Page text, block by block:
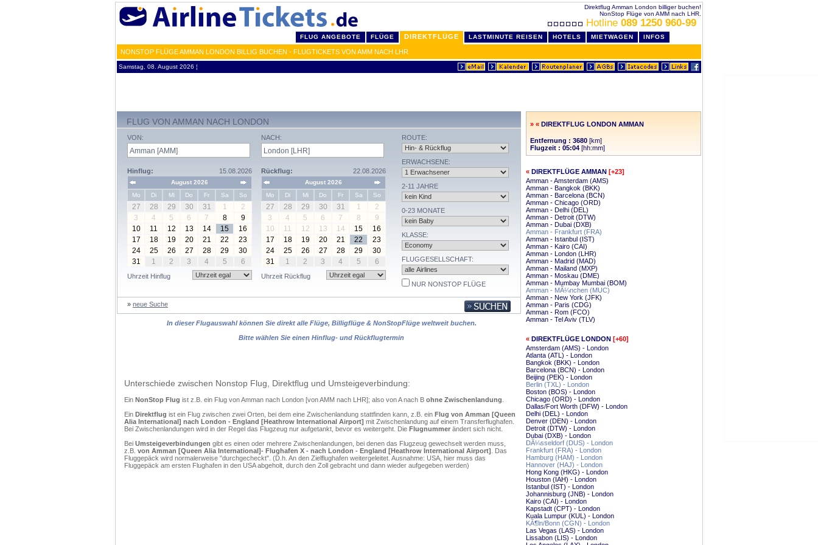
Direktflug Amman London billiger buchen!
NonStop Flüge von AMM nach LHR.
Hotline 089 1250 960-99
FLUG ANGEBOTE FLÜGE DIREKTFLÜGE LASTMINUTE REISEN HOTELS MIETWAGEN INFOS
NONSTOP FLÜGE AMMAN LONDON BILLIG BUCHEN - FLUGTICKETS VON AMM NACH LHR
Samstag, 08. August 2026 ¦
FLUG VON AMMAN NACH LONDON
VON:
Hinflug: 15.08.2026
August 2026
Mo
Di Mi Do Fr Sa So
27 28 29 30 31 1
2
3
4 5 6 7 8
9
10
11 12 13 14 15
16
17
18 19 20 21 22
23
24
25 26 27 28 29
30
31
1 2 3 4 5 6
Uhrzeit Hinflug
NACH:
Rückflug: 22.08.2026
August 2026
Mo
Di Mi Do Fr Sa So
27 28 29 30 31 1
2
3
4 5 6 7 8
9
10
11 12 13 14 15
16
17
18 19 20 21 22
23
24
25 26 27 28 29
30
31
1 2 3 4 5 6
Uhrzeit Rückflug
ROUTE:
ERWACHSENE:
2-11 JAHRE
0-23 MONATE
KLASSE:
FLUGGESELLSCHAFT:
NUR NONSTOP FLÜGE
» neue Suche
In dieser Flugauswahl können Sie direkt alle Flüge, Billigflüge & NonStopFlüge weltweit buchen.
Bitte wählen Sie einen Hinflug- und Rückflugtermin
Unterschiede zwischen Nonstop Flug, Direktflug und Umsteigeverbindung:
Ein NonStop Flug ist z.B. ein Flug von Amman nach London [von AMM nach LHR]; also von A nach B ohne Zwischenlandung
Ein Direktflug ist ein Flug zwischen zwei Orten, bei dem eine Zwischenlandung stattfinden kann, z.B. ein Flug von Amman [Queen
Alia International] nach London - England [Heathrow International Airport] mit Zwischenlandung auf einem Transferflughafen.
Bei Zwischenlandungen wird in der Regel das Flugzeug nur aufgetankt, bevor es weitergeht. Die Flugnummer ändert sich nicht.
Bei Umsteigeverbindungen gibt es einen oder mehrere Zwischenlandungen, bei denen das Flugzeug gewechselt werden muss,
z.B. von Amman [Queen Alia International]- Flughafen X - nach London - England [Heathrow International Airport] . Das
Fluggepäck wird normalerweise "durchgecheckt". (D.h. An den Zielflughafen weitergeleitet. Ausnahme: USA, hier muss das
Fluggepäck am ersten Flughafen in den USA abgeholt, durch den Zoll gebracht und dann wieder aufgegeben werden)
» « DIREKTFLUG LONDON AMMAN
Entfernung : 3680 [km]
Flugzeit : 05:04 [hh:mm]
« DIREKTFLÜGE AMMAN [+23]
Amman - Amsterdam (AMS)
Amman - Bangkok (BKK)
Amman - Barcelona (BCN)
Amman - Chicago (ORD)
Amman - Delhi (DEL)
Amman - Detroit (DTW)
Amman - Dubai (DXB)
Amman - Frankfurt (FRA)
Amman - Istanbul (IST)
Amman - Kairo (CAI)
Amman - London (LHR)
Amman - Madrid (MAD)
Amman - Mailand (MXP)
Amman - Moskau (DME)
Amman - Mumbay Mumbai (BOM)
Amman - MÃ¼nchen (MUC)
Amman - New York (JFK)
Amman - Paris (CDG)
Amman - Rom (FCO)
Amman - Tel Aviv (TLV)
« DIREKTFLÜGE LONDON [+60]
Amsterdam (AMS) - London
Atlanta (ATL) - London
Bangkok (BKK) - London
Barcelona (BCN) - London
Beijing (PEK) - London
Berlin (TXL) - London
Boston (BOS) - London
Chicago (ORD) - London
Dallas/Fort Worth (DFW) - London
Delhi (DEL) - London
Denver (DEN) - London
Detroit (DTW) - London
Dubai (DXB) - London
DÃ¼sseldorf (DUS) - London
Frankfurt (FRA) - London
Hamburg (HAM) - London
Hannover (HAJ) - London
Hong Kong (HKG) - London
Houston (IAH) - London
Istanbul (IST) - London
Johannisburg (JNB) - London
Kairo (CAI) - London
Kapstadt (CPT) - London
Kuala Lumpur (KUL) - London
KÃ¶ln/Bonn (CGN) - London
Las Vegas (LAS) - London
Lissabon (LIS) - London